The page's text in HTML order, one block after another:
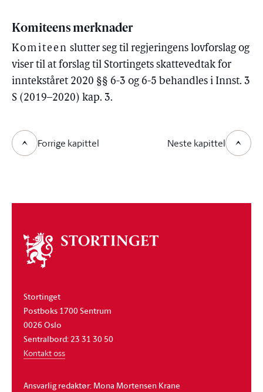
Komiteens merknader
Komiteen slutter seg til regjeringens lovforslag og
viser til at forslag til Stortingets skattevedtak for
inntekståret 2020 §§ 6-3 og 6-5 behandles i Innst. 3
S (2019–2020) kap. 3.
Forrige kapittel Neste kapittel
Om
stortinget
Stortinget
Postboks 1700 Sentrum
0026 Oslo
Sentralbord: 23 31 30 50
Kontakt oss
Ansvarlig redaktør: Mona Mortensen Krane